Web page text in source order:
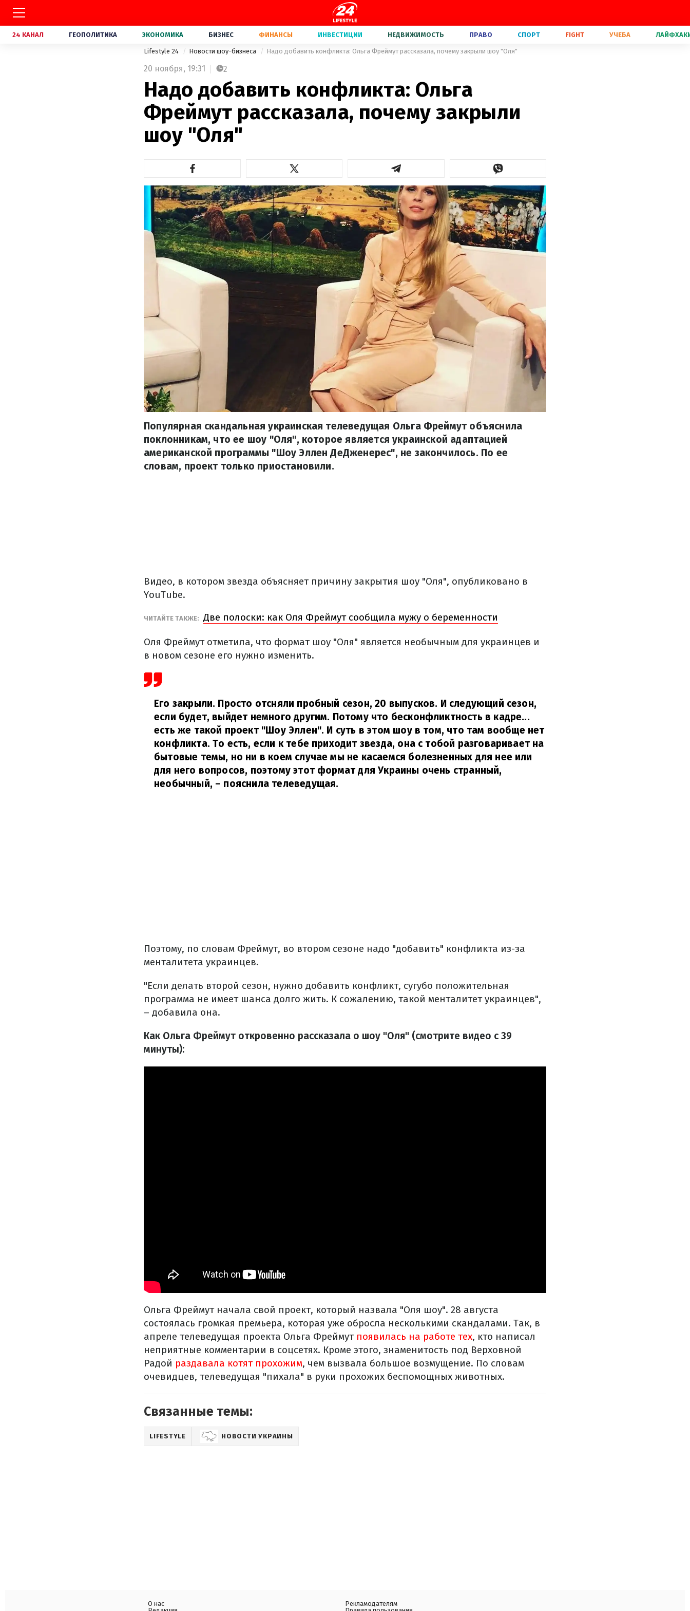
24 КАНАЛ ГЕОПОЛИТИКА ЭКОНОМИКА БИЗНЕС ФИНАНСЫ ИНВЕСТИЦИИ НЕДВИЖИМОСТЬ ПРАВО СПОРТ FIGHT УЧЕБА
Lifestyle 24 Новости шоу-бизнеса Надо добавить конфликта: Ольга Фреймут рассказала, почему закрыли шоу "Оля"
20 ноября, 19:31 2
Надо добавить конфликта: Ольга
Фреймут рассказала, почему закрыли
шоу "Оля"
Популярная скандальная украинская телеведущая Ольга Фреймут объяснила
поклонникам, что ее шоу "Оля", которое является украинской адаптацией
американской программы "Шоу Эллен ДеДженерес", не закончилось. По ее
словам, проект только приостановили.
Видео, в котором звезда объясняет причину закрытия шоу "Оля", опубликовано в
YouTube.
ЧИТАЙТЕ ТАКЖЕ: Две полоски: как Оля Фреймут сообщила мужу о беременности
Оля Фреймут отметила, что формат шоу "Оля" является необычным для украинцев и
в новом сезоне его нужно изменить.
Его закрыли. Просто отсняли пробный сезон, 20 выпусков. И следующий сезон,
если будет, выйдет немного другим. Потому что бесконфликтность в кадре...
есть же такой проект "Шоу Эллен". И суть в этом шоу в том, что там вообще нет
конфликта. То есть, если к тебе приходит звезда, она с тобой разговаривает на
бытовые темы, но ни в коем случае мы не касаемся болезненных для нее или
для него вопросов, поэтому этот формат для Украины очень странный,
необычный, – пояснила телеведущая.
Поэтому, по словам Фреймут, во втором сезоне надо "добавить" конфликта из-за
менталитета украинцев.
"Если делать второй сезон, нужно добавить конфликт, сугубо положительная
программа не имеет шанса долго жить. К сожалению, такой менталитет украинцев",
– добавила она.
Как Ольга Фреймут откровенно рассказала о шоу "Оля" (смотрите видео с 39
минуты):
Ольга Фреймут начала свой проект, который назвала "Оля шоу". 28 августа
состоялась громкая премьера, которая уже обросла несколькими скандалами. Так, в
апреле телеведущая проекта Ольга Фреймут появилась на работе тех, кто написал
неприятные комментарии в соцсетях. Кроме этого, знаменитость под Верховной
Радой раздавала котят прохожим, чем вызвала большое возмущение. По словам
очевидцев, телеведущая "пихала" в руки прохожих беспомощных животных.
Связанные темы:
LIFESTYLE НОВОСТИ УКРАИНЫ
О нас
Рекламодателям